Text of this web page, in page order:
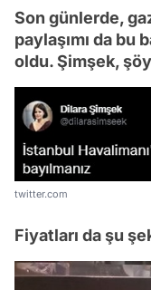
Son günlerde,
paylaşımı da bu
oldu. Şimşek,
twitter.com
Fiyatları da şu